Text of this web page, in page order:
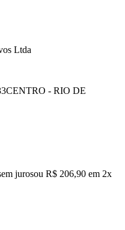
Ltda
CENTRO - RIO DE
jurosou R$ 206,90 em 2x